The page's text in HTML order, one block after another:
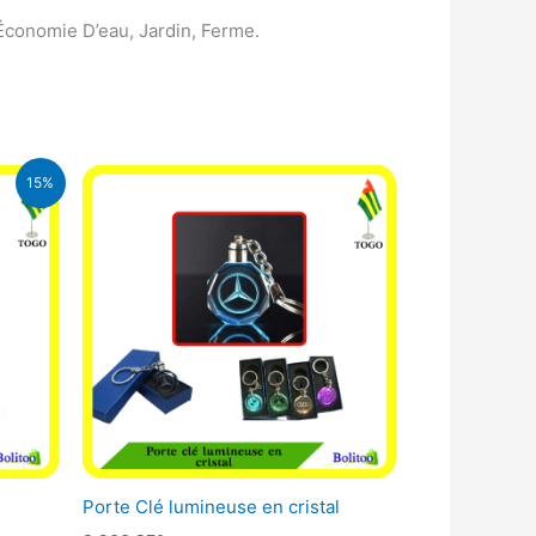
D’eau, Jardin, Ferme.
15%
Porte Clé lumineuse en cristal